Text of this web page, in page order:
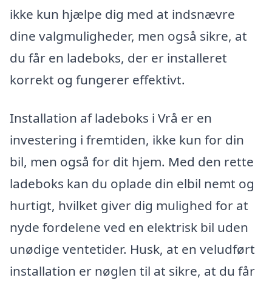
ikke kun hjælpe dig med at indsnævre
dine valgmuligheder, men også sikre, at
du får en ladeboks, der er installeret
korrekt og fungerer effektivt.
Installation af ladeboks i Vrå er en
investering i fremtiden, ikke kun for din
bil, men også for dit hjem. Med den rette
ladeboks kan du oplade din elbil nemt og
hurtigt, hvilket giver dig mulighed for at
nyde fordelene ved en elektrisk bil uden
unødige ventetider. Husk, at en veludført
installation er nøglen til at sikre, at du får